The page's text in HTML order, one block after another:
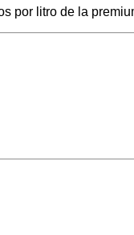
por litro de la